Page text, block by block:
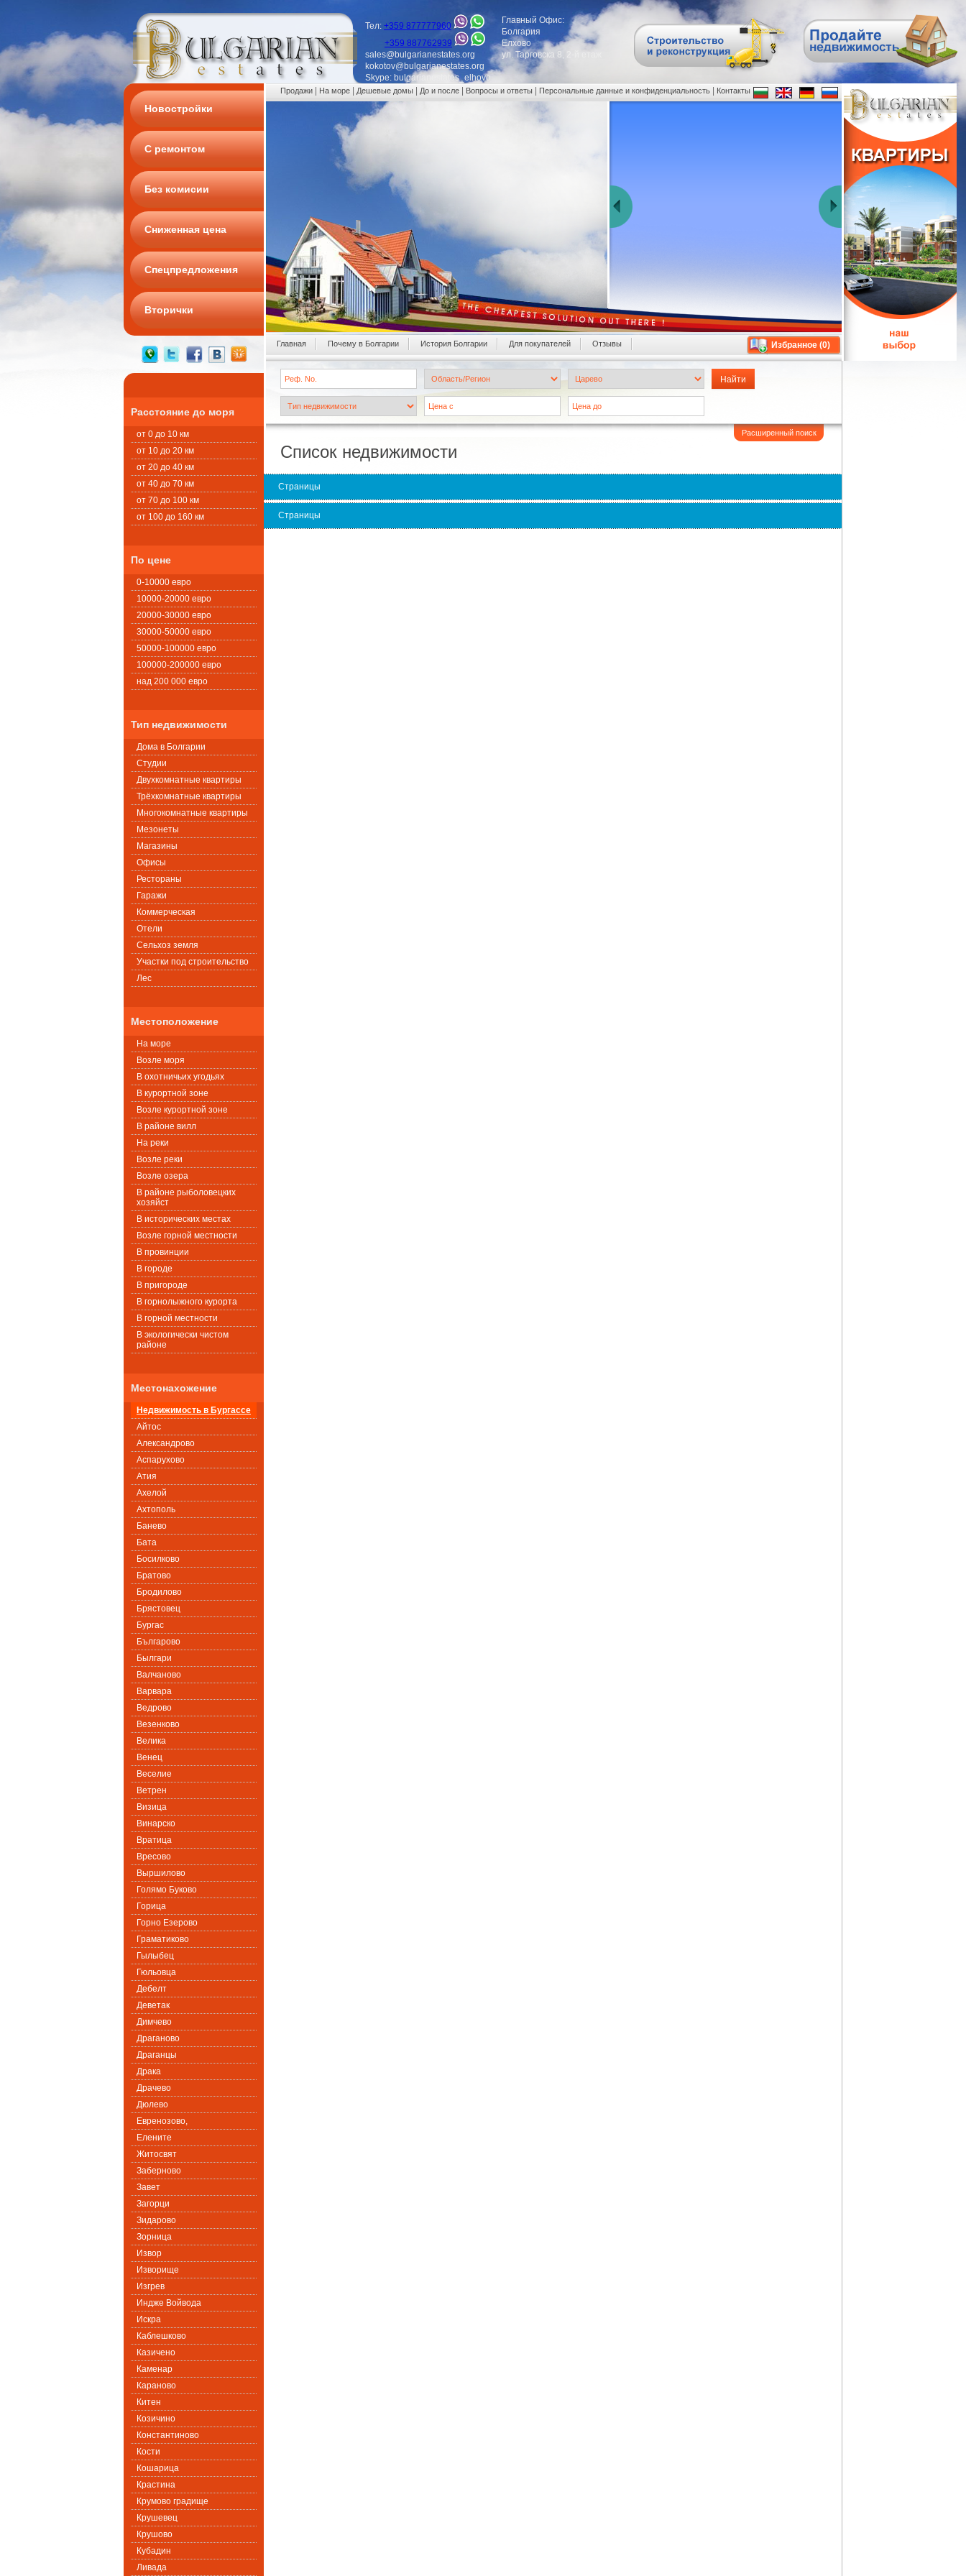
Тел: +359 877777960
+359 887762939
sales@bulgarianestates.org
kokotov@bulgarianestates.org
Skype: bulgarianestates_elhovo
Главный Офис:
Болгария
Елхово
ул. Тарговска 8, 2-й етаж
Новостройки
С ремонтом
Без комисии
Сниженная цена
Спецпредложения
Вторички
Расстояние до моря
от 0 до 10 км
от 10 до 20 км
от 20 до 40 км
от 40 до 70 км
от 70 до 100 км
от 100 до 160 км
По цене
0-10000 евро
10000-20000 евро
20000-30000 евро
30000-50000 евро
50000-100000 евро
100000-200000 евро
над 200 000 евро
Тип недвижимости
Дома в Болгарии
Студии
Двухкомнатные квартиры
Трёхкомнатные квартиры
Многокомнатные квартиры
Мезонеты
Магазины
Офисы
Рестораны
Гаражи
Коммерческая
Oтели
Сельхоз земля
Участки под строительство
Лес
Местоположение
На море
Возле моря
В охотничьих угодьях
В курортной зоне
Возле курортной зоне
В районе вилл
На реки
Возле реки
Возле озера
В районе рыболовецких
хозяйст
В исторических местах
Возле горной местности
В провинции
В городе
В пригороде
В горнолыжного курорта
В горной местности
В экологически чистом
районе
Местонахожение
Недвижимость в Бургассе
Айтос
Александрово
Аспарухово
Атия
Ахелой
Ахтополь
Банево
Бата
Босилково
Братово
Бродилово
Брястовец
Бургас
Българово
Былгари
Валчаново
Варвара
Ведрово
Везенково
Велика
Венец
Веселие
Ветрен
Визица
Винарско
Вратица
Вресово
Выршилово
Голямо Буково
Горица
Горно Езерово
Граматиково
Гылыбец
Гюльовца
Дебелт
Деветак
Димчево
Драганово
Драганцы
Драка
Драчево
Дюлево
Евренозово,
Елените
Житосвят
Заберново
Завет
Загорци
Зидарово
Зорница
Извор
Изворище
Изгрев
Индже Войвода
Искра
Каблешково
Казичено
Каменар
Караново
Китен
Козичино
Константиново
Кости
Кошарица
Крастина
Крумово градище
Крушевец
Крушово
Кубадин
Ливада
Продажи На море Дешевые домы До и после Вопросы и ответы Персональные данные и конфиденциальность Контакты
Главная Почему в Болгарии История Болгарии Для покупателей Oтзывы Избранное (0)
Расширенный поиск
Список недвижимости
Страницы
Страницы